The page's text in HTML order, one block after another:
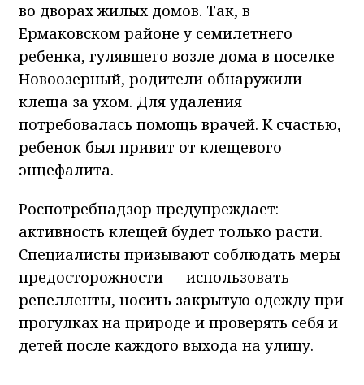
во дворах жилых домов. Так, в
Ермаковском районе у семилетнего
ребенка, гулявшего возле дома в поселке
Новоозерный, родители обнаружили
клеща за ухом. Для удаления
потребовалась помощь врачей. К счастью,
ребенок был привит от клещевого
энцефалита.
Роспотребнадзор предупреждает:
активность клещей будет только расти.
Специалисты призывают соблюдать меры
предосторожности — использовать
репелленты, носить закрытую одежду при
прогулках на природе и проверять себя и
детей после каждого выхода на улицу.